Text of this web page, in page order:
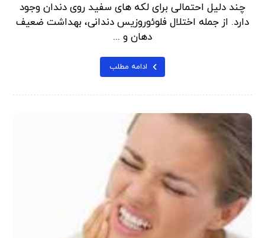
چند دلیل احتمالی برای لکه های سفید روی دندان وجود
دارد. از جمله اختلال فلوئوروزیس دندانی، بهداشت ضعیف
دهان و ...
ادامه مطلب